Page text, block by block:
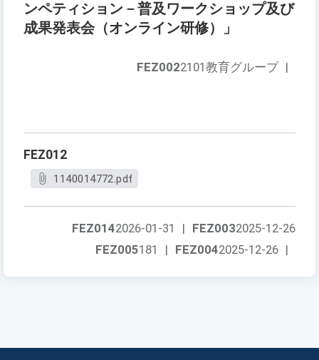
ンペティション－普及ワークショップ及び
成果発表会（オンライン研修）」
FEZ0022101教育グループ |
FEZ012
1140014772.pdf
FEZ0032025-12-26
FEZ0142026-01-31
|
FEZ0042025-12-26 |
FEZ005181 |